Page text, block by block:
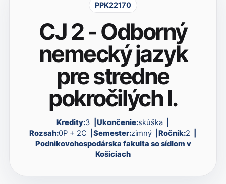
PPK22170
CJ 2 - Odborný
nemecký jazyk
pre stredne
pokročilých I.
Kredity:3 Ukončenie:skúška
Rozsah:0P + 2C Semester:zimný Ročník:2
Podnikovohospodárska fakulta so sídlom v
Košiciach